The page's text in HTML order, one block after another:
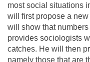
most social situations
will first propose a
will show that
provides sociologists
catches. He will then
namely those that are